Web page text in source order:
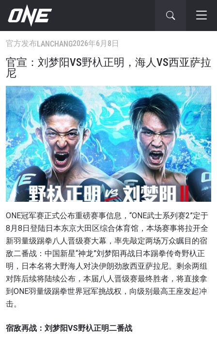
官方发布LANCHANG2026年6月8日
官宣：刘梦阳VS野杁正明，海人VS西亚萨拉
尼
ONE冠军赛正式公布重磅赛事信息，“ONE武士系列赛2”定于
8月8日登陆日本东京大田区综合体育馆，本场赛事将拉开全
新羽量级踢拳八人晋级赛大幕，率先敲定两场万众瞩目的宿
敌二番战：中国新星“神龙”刘梦阳再战日本踢拳传奇野杁正
明，日本名将大野海人对决伊朗劲敌西亚萨拉尼。剩余两组
对阵后续将陆续公布，本届八人晋级赛最终胜者，将直接拿
到ONE羽量级踢拳世界冠军挑战权，向级别最高王座发起冲
击。
宿敌再战：刘梦阳VS野杁正明二番战